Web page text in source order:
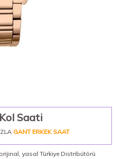
Saati
GANT ERKEK SAAT
yasal Türkiye Distribütörü